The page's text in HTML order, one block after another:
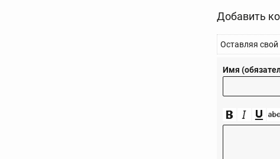
Добавить
Оставляя
Имя